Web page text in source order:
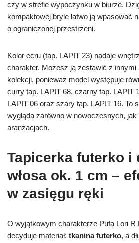
czy w strefie wypoczynku w biurze.
kompaktowej bryle łatwo ją wpasować
o ograniczonej przestrzeni.
Kolor ecru (tap. LAPIT 23) nadaje
charakter. Możesz ją zestawić z innymi
kolekcji, ponieważ model występuje
curry tap. LAPIT 68, czarny tap. LAPIT
LAPIT 06 oraz szary tap. LAPIT 16. To
wygląda zarówno w nowoczesnych,
aranżacjach.
Tapicerka futerko i
włosa ok. 1 cm –
w zasięgu ręki
O wyjątkowym charakterze Pufa Lori R
decyduje materiał: tkanina futerko, a